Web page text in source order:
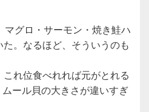
マグロ・サーモン・焼き鮭ハ
。なるほど、そういうのも
れ位食べれれば元がとれる
ール貝の大きさが違いすぎ